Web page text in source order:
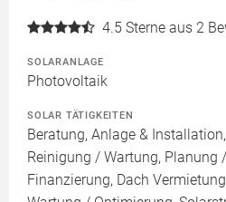
4.5 Sterne aus 2
SOLARANLAGE
Photovoltaik
SOLAR TÄTIGKEITEN
Beratung, Anlage &
Reinigung / Wartung, Planung
Finanzierung, Dach